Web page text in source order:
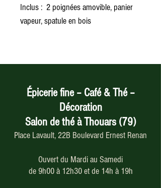
Inclus : 2 poignées amovible, panier
vapeur, spatule en bois
Épicerie fine – Café & Thé –
Décoration
Salon de thé à Thouars (79)
Place Lavault, 22B Boulevard Ernest Renan
Ouvert du Mardi au Samedi
de 9h00 à 12h30 et de 14h à 19h